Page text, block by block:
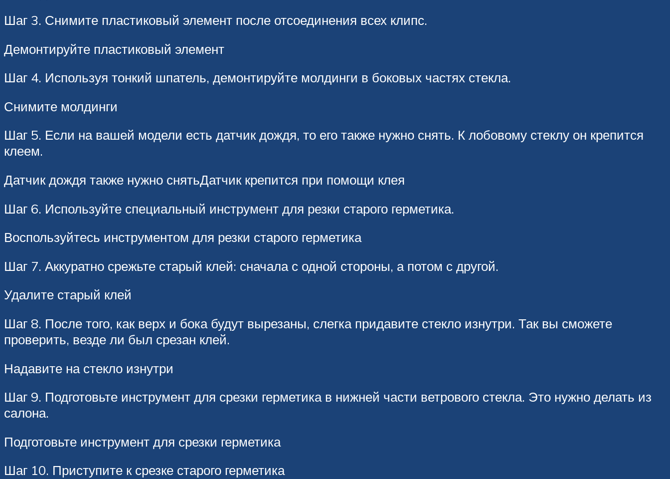
Шаг 3. Снимите пластиковый элемент после отсоединения всех клипс.
Демонтируйте пластиковый элемент
Шаг 4. Используя тонкий шпатель, демонтируйте молдинги в боковых частях стекла.
Снимите молдинги
Шаг 5. Если на вашей модели есть датчик дождя, то его также нужно снять. К лобовому стеклу он крепится
клеем.
Датчик дождя также нужно снятьДатчик крепится при помощи клея
Шаг 6. Используйте специальный инструмент для резки старого герметика.
Воспользуйтесь инструментом для резки старого герметика
Шаг 7. Аккуратно срежьте старый клей: сначала с одной стороны, а потом с другой.
Удалите старый клей
Шаг 8. После того, как верх и бока будут вырезаны, слегка придавите стекло изнутри. Так вы сможете
проверить, везде ли был срезан клей.
Надавите на стекло изнутри
Шаг 9. Подготовьте инструмент для срезки герметика в нижней части ветрового стекла. Это нужно делать из
салона.
Подготовьте инструмент для срезки герметика
Шаг 10. Приступите к срезке старого герметика